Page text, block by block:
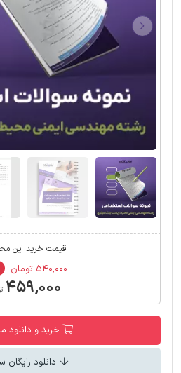
قیمت خرید این
۵۴۰,۰۰۰ تومان
۴۵۹,۰۰۰
خرید و
دانلود رایگان